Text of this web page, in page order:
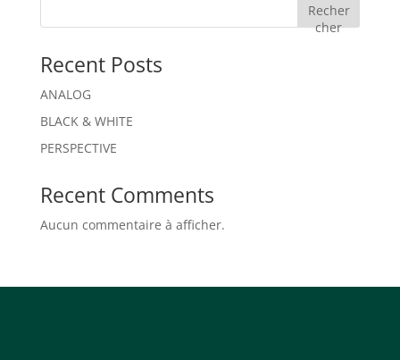
Recher
cher
Recent Posts
ANALOG
BLACK & WHITE
PERSPECTIVE
Recent Comments
Aucun commentaire à afficher.